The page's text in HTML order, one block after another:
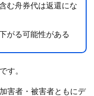
む舟券代は返還にな
がる可能性がある
す。
害者・被害者ともにデ